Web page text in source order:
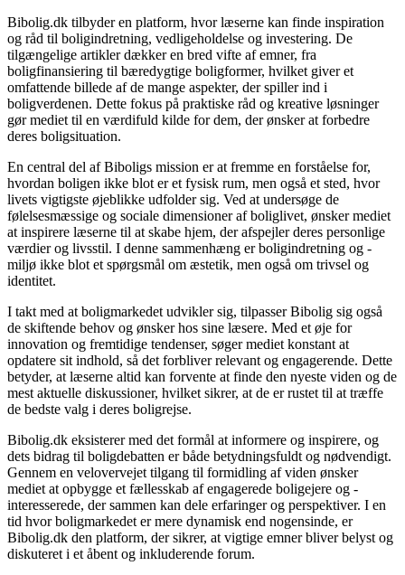
Bibolig.dk tilbyder en platform, hvor læserne kan finde inspiration
og råd til boligindretning, vedligeholdelse og investering. De
tilgængelige artikler dækker en bred vifte af emner, fra
boligfinansiering til bæredygtige boligformer, hvilket giver et
omfattende billede af de mange aspekter, der spiller ind i
boligverdenen. Dette fokus på praktiske råd og kreative løsninger
gør mediet til en værdifuld kilde for dem, der ønsker at forbedre
deres boligsituation.
En central del af Biboligs mission er at fremme en forståelse for,
hvordan boligen ikke blot er et fysisk rum, men også et sted, hvor
livets vigtigste øjeblikke udfolder sig. Ved at undersøge de
følelsesmæssige og sociale dimensioner af boliglivet, ønsker mediet
at inspirere læserne til at skabe hjem, der afspejler deres personlige
værdier og livsstil. I denne sammenhæng er boligindretning og -
miljø ikke blot et spørgsmål om æstetik, men også om trivsel og
identitet.
I takt med at boligmarkedet udvikler sig, tilpasser Bibolig sig også
de skiftende behov og ønsker hos sine læsere. Med et øje for
innovation og fremtidige tendenser, søger mediet konstant at
opdatere sit indhold, så det forbliver relevant og engagerende. Dette
betyder, at læserne altid kan forvente at finde den nyeste viden og de
mest aktuelle diskussioner, hvilket sikrer, at de er rustet til at træffe
de bedste valg i deres boligrejse.
Bibolig.dk eksisterer med det formål at informere og inspirere, og
dets bidrag til boligdebatten er både betydningsfuldt og nødvendigt.
Gennem en velovervejet tilgang til formidling af viden ønsker
mediet at opbygge et fællesskab af engagerede boligejere og -
interesserede, der sammen kan dele erfaringer og perspektiver. I en
tid hvor boligmarkedet er mere dynamisk end nogensinde, er
Bibolig.dk den platform, der sikrer, at vigtige emner bliver belyst og
diskuteret i et åbent og inkluderende forum.